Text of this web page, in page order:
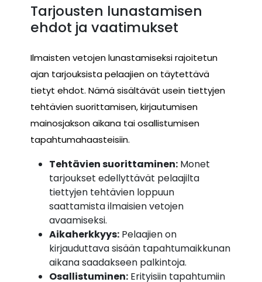
Tarjousten lunastamisen
ehdot ja vaatimukset
Ilmaisten vetojen lunastamiseksi rajoitetun
ajan tarjouksista pelaajien on täytettävä
tietyt ehdot. Nämä sisältävät usein tiettyjen
tehtävien suorittamisen, kirjautumisen
mainosjakson aikana tai osallistumisen
tapahtumahaasteisiin.
Tehtävien suorittaminen: Monet
tarjoukset edellyttävät pelaajilta
tiettyjen tehtävien loppuun
saattamista ilmaisien vetojen
avaamiseksi.
Aikaherkkyys: Pelaajien on
kirjauduttava sisään tapahtumaikkunan
aikana saadakseen palkintoja.
Osallistuminen: Erityisiin tapahtumiin